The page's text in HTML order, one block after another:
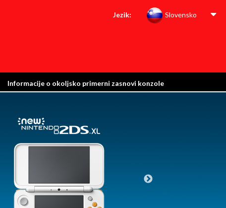
Jezik: Slovensko
Informacije o okoljsko primerni zasnovi konzole